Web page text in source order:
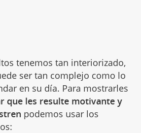
tenemos tan interiorizado,
ser tan complejo como lo
en su día. Para mostrarles
que les resulte motivante y
podemos usar los